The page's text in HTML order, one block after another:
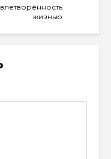
жизнью